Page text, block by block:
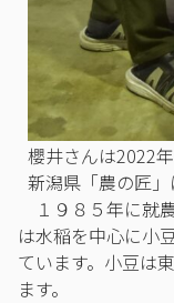
櫻井さんは2022
新潟県「農の匠」
１９８５年に就
は水稲を中心に小
ています。小豆は
ます。